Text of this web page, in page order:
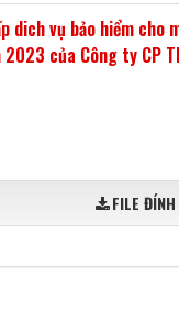
dich vụ bảo hiểm
của Công ty CP
FILE